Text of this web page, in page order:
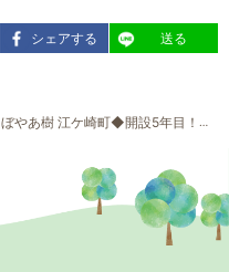
entry1103
シェアする entry1103
送る
ぼやあ樹 江ケ崎町◆開設5年目！大掃除と環境整備に取り組んでます！